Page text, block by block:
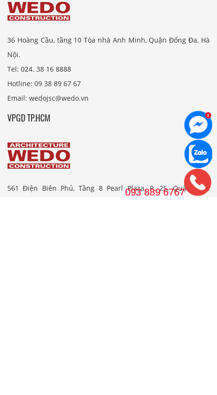
36 Hoàng Cầu, tầng 10 Tòa nhà Anh Minh, Quận Đống Đa, Hà
Nội.
Tel: 024. 38 16 8888
Hotline: 09 38 89 67 67
Email: wedojsc@wedo.vn
VPGD TP.HCM
561 Điện Biên Phủ, Tầng 8 Pearl Plaza, P. 25, Quận Bình